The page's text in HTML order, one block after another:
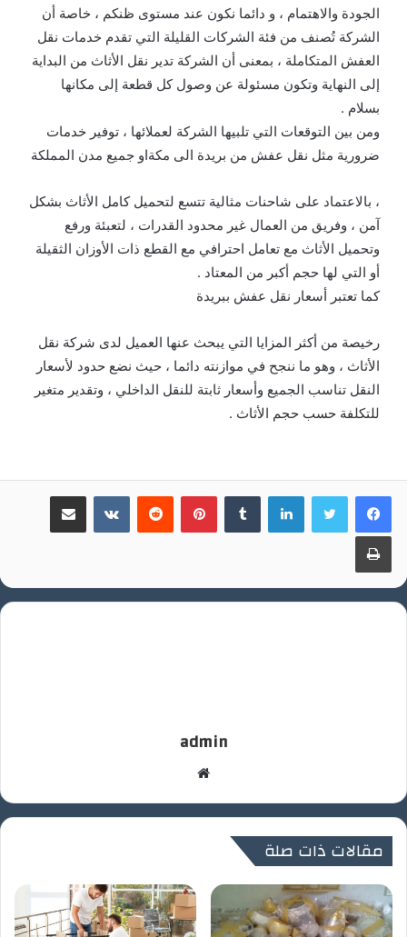
الجودة والاهتمام ، و دائما نكون عند مستوى ظنكم ، خاصة أن
الشركة تُصنف من فئة الشركات القليلة التي تقدم خدمات نقل
العفش المتكاملة ، بمعنى أن الشركة تدير نقل الأثاث من البداية
إلى النهاية وتكون مسئولة عن وصول كل قطعة إلى مكانها
بسلام .
ومن بين التوقعات التي تلبيها الشركة لعملائها ، توفير خدمات
ضرورية مثل نقل عفش من بريدة الى مكةاو جميع مدن المملكة
، بالاعتماد على شاحنات مثالية تتسع لتحميل كامل الأثاث بشكل
آمن ، وفريق من العمال غير محدود القدرات ، لتعبئة ورفع
وتحميل الأثاث مع تعامل احترافي مع القطع ذات الأوزان الثقيلة
أو التي لها حجم أكبر من المعتاد .
كما تعتبر أسعار نقل عفش ببريدة
رخيصة من أكثر المزايا التي يبحث عنها العميل لدى شركة نقل
الأثاث ، وهو ما ننجح في موازنته دائما ، حيث نضع حدود لأسعار
النقل تناسب الجميع وأسعار ثابتة للنقل الداخلي ، وتقدير متغير
للتكلفة حسب حجم الأثاث .
لينكدإن بينتيريست مشاركة عبر البريد
طباعة
admin
مقالات ذات صلة